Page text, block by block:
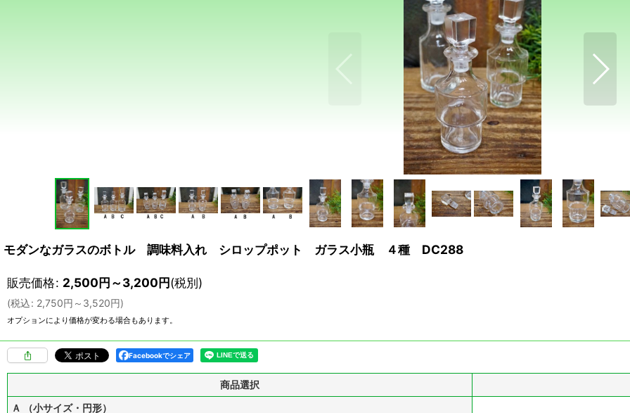
モダンなガラスのボトル 調味料入れ シロップポット ガラス小瓶 ４種 DC288
販売価格: 2,500円～3,200円(税別)
(税込: 2,750円 ～3,520円)
オプションにより価格が変わる場合もあります。
Facebookでシェア
商品選択
Ａ （小サイズ・円形）